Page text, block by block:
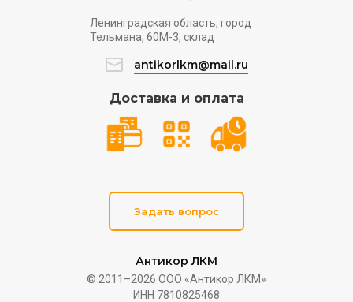
Антикор ЛКМ
© 2011–2026 ООО «Антикор ЛКМ»
ИНН 7810825468
Доставка и оплата
Ленинградская область, город
Тельмана, 60М-3, склад
antikorlkm@mail.ru
Задать вопрос